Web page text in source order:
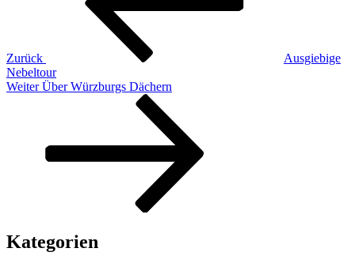
Zurück
Ausgiebige
Nebeltour
Nächster
Weiter Über Würzburgs Dächern
Kategorien